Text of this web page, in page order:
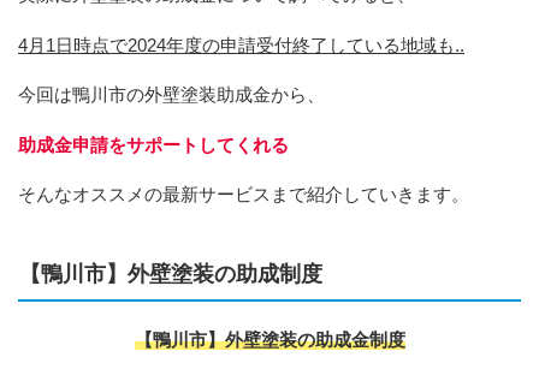
4月1日時点で2024年度の申請受付終了している地域も..
今回は鴨川市の外壁塗装助成金から、
助成金申請をサポートしてくれる
そんなオススメの最新サービスまで紹介していきます。
【鴨川市】外壁塗装の助成制度
【鴨川市】外壁塗装の助成金制度